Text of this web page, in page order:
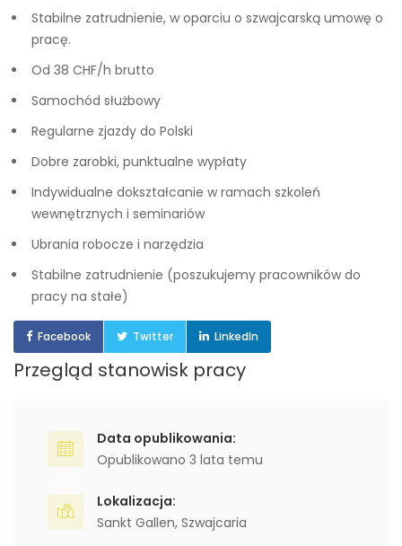
Stabilne zatrudnienie, w oparciu o szwajcarską umowę o
pracę.
Od 38 CHF/h brutto
Samochód służbowy
Regularne zjazdy do Polski
Dobre zarobki, punktualne wypłaty
Indywidualne dokształcanie w ramach szkoleń
wewnętrznych i seminariów
Ubrania robocze i narzędzia
Stabilne zatrudnienie (poszukujemy pracowników do
pracy na stałe)
Facebook Twitter LinkedIn
Przegląd stanowisk pracy
Data opublikowania:
Opublikowano 3 lata temu
Lokalizacja:
Sankt Gallen, Szwajcaria